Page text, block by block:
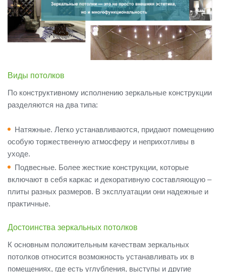
Виды потолков
По конструктивному исполнению зеркальные конструкции
разделяются на два типа:
Натяжные. Легко устанавливаются, придают помещению
особую торжественную атмосферу и неприхотливы в
уходе.
Подвесные. Более жесткие конструкции, которые
включают в себя каркас и декоративную составляющую –
плиты разных размеров. В эксплуатации они надежные и
практичные.
Достоинства зеркальных потолков
К основным положительным качествам зеркальных
потолков относится возможность устанавливать их в
помещениях, где есть углубления, выступы и другие